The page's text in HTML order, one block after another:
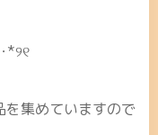
*୨୧
を集めていますので